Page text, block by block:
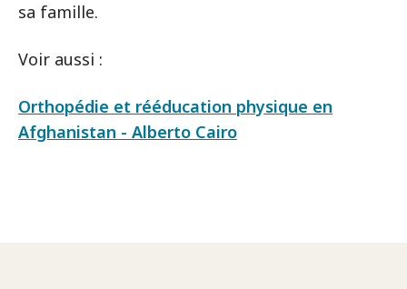
sa famille.
Voir aussi :
Orthopédie et rééducation physique en
Afghanistan - Alberto Cairo